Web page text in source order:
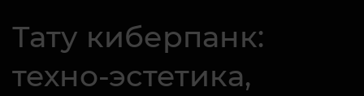
Тату киберпанк:
техно-эстетика,